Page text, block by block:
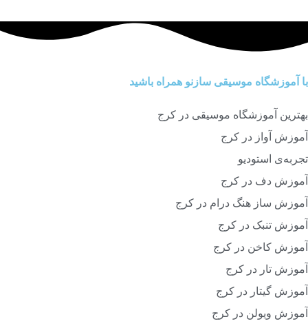
با آموزشگاه موسیقی سازنو همراه باشید
بهترین آموزشگاه موسیقی در کرج
آموزش آواز در کرج
تجربه‌ی استودیو
آموزش دف در کرج
آموزش ساز هنگ درام در کرج
آموزش تنبک در کرج
آموزش کاخن در کرج
آموزش تار در کرج
آموزش گیتار در کرج
آموزش ویولن در کرج